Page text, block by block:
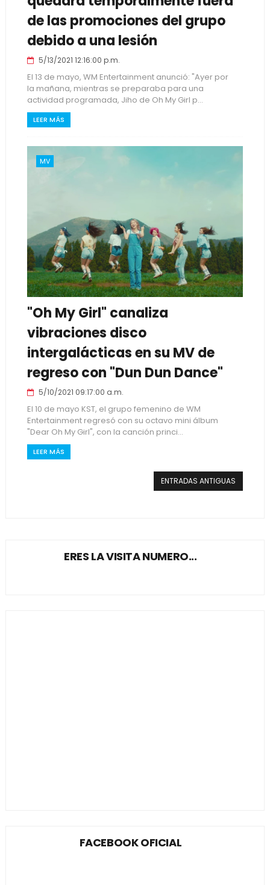
de las promociones del grupo
debido a una lesión
5/13/2021 12:16:00 p.m.
El 13 de mayo, WM Entertainment anunció: "Ayer por
la mañana, mientras se preparaba para una
actividad programada, Jiho de Oh My Girl p...
LEER MÁS
MV
"Oh My Girl" canaliza
vibraciones disco
intergalácticas en su MV de
regreso con "Dun Dun Dance"
5/10/2021 09:17:00 a.m.
El 10 de mayo KST, el grupo femenino de WM
Entertainment regresó con su octavo mini álbum
"Dear Oh My Girl", con la canción princi...
LEER MÁS
ENTRADAS ANTIGUAS
ERES LA VISITA NUMERO...
FACEBOOK OFICIAL